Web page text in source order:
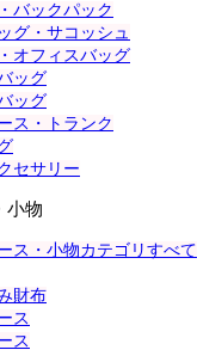
バックパック
グ・サコッシュ
オフィスバッグ
ッグ
ッグ
ス・トランク
セサリー
小物
ス・小物カテゴリすべて
財布
ス
ス